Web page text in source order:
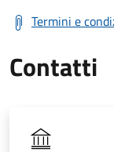
Termini e
Contatti